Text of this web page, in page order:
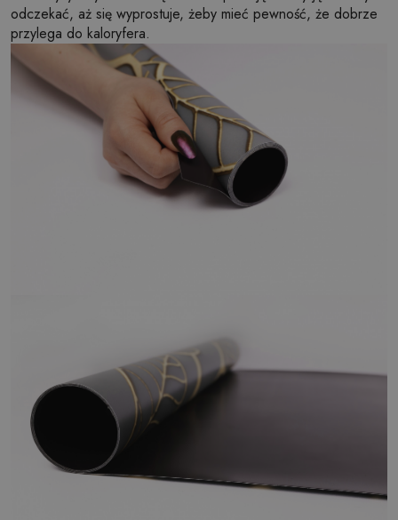
odczekać, aż się wyprostuje, żeby mieć pewność, że dobrze
przylega do kaloryfera.